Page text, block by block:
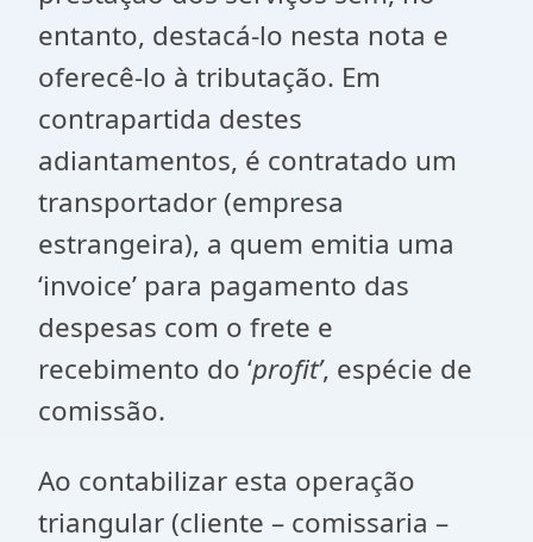
entanto, destacá-lo nesta nota e
oferecê-lo à tributação. Em
contrapartida destes
adiantamentos, é contratado um
transportador (empresa
estrangeira), a quem emitia uma
‘invoice’ para pagamento das
despesas com o frete e
recebimento do ‘profit’, espécie de
comissão.
Ao contabilizar esta operação
triangular (cliente – comissaria –